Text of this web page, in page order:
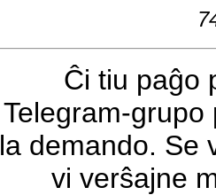
Ĉi tiu paĝo
Telegram-
la demando. Se
vi verŝajne